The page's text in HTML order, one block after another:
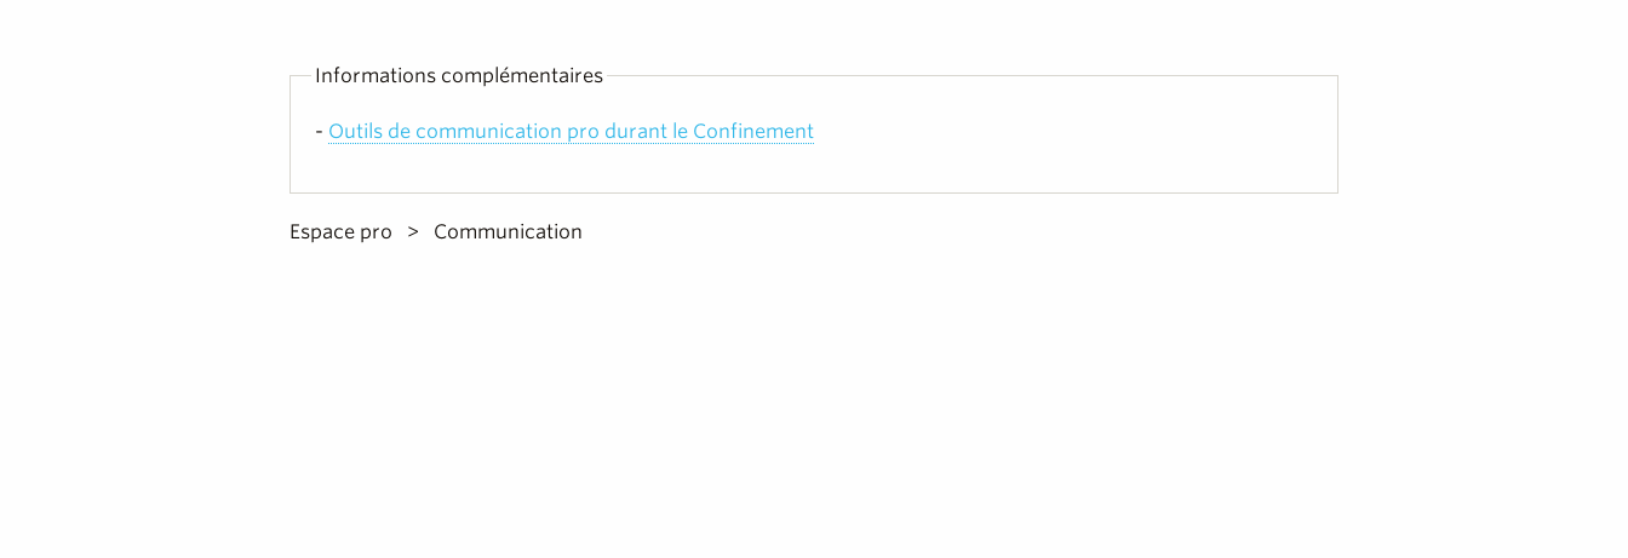
Informations complémentaires
- Outils de communication pro durant le Confinement
Espace pro Communication